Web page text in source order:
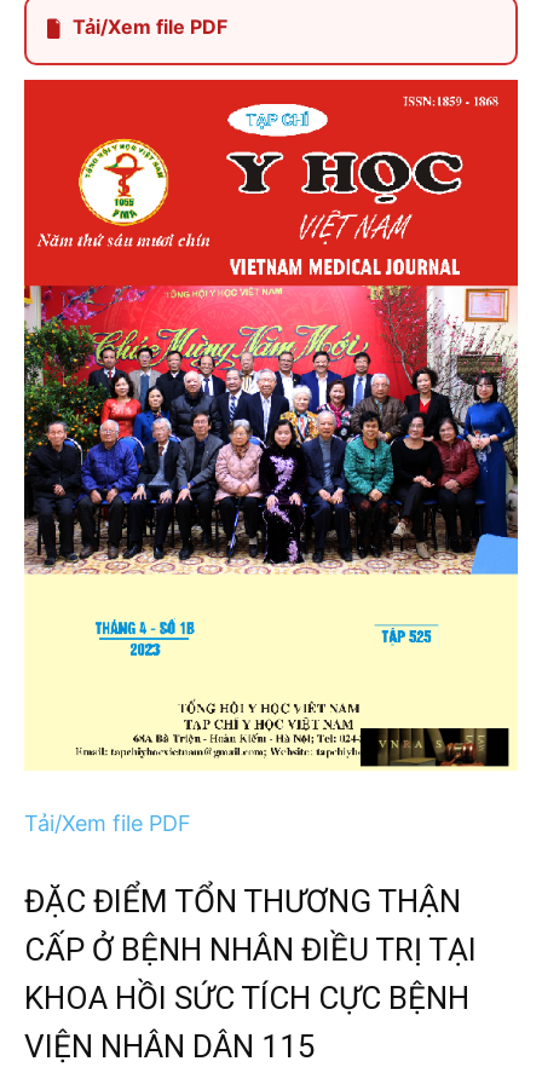
Tải/Xem file PDF
Tải/Xem file PDF
ĐẶC ĐIỂM TỔN THƯƠNG THẬN
CẤP Ở BỆNH NHÂN ĐIỀU TRỊ TẠI
KHOA HỒI SỨC TÍCH CỰC BỆNH
VIỆN NHÂN DÂN 115